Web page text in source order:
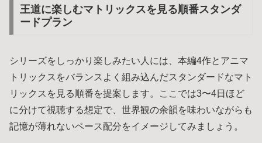
王道に楽しむマトリックスを見る順番スタンダ
ードプラン
シリーズをしっかり楽しみたい人には、本編4作とアニマ
トリックスをバランスよく組み込んだスタンダードなマト
リックスを見る順番を提案します。ここでは3〜4日ほど
に分けて視聴する想定で、世界観の余韻を味わいながらも
記憶が薄れないペース配分をイメージしてみましょう。